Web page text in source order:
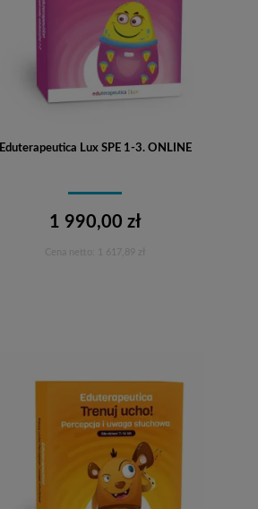
Eduterapeutica Lux SPE 1-3. ONLINE
1 990,00 zł
1 617,89 zł